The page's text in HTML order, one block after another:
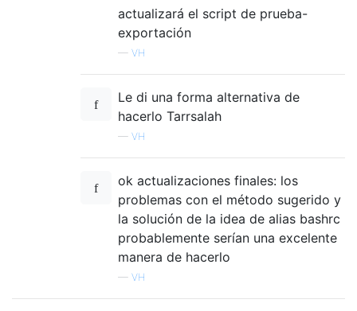
actualizará el script de prueba-
exportación
— VH
Le di una forma alternativa de
hacerlo Tarrsalah
— VH
ok actualizaciones finales: los
problemas con el método sugerido y
la solución de la idea de alias bashrc
probablemente serían una excelente
manera de hacerlo
— VH